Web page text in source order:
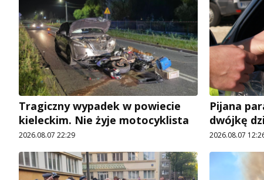
Tragiczny wypadek w powiecie
kieleckim. Nie żyje motocyklista
2026.08.07 22:29
Pijana
dwójkę
2026.08.07